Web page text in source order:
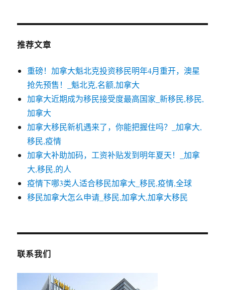
推荐文章
重磅！加拿大魁北克投资移民明年4月重开，澳星
抢先预售！_魁北克,名额,加拿大
加拿大近期成为移民接受度最高国家_新移民,移民,
加拿大
加拿大移民新机遇来了，你能把握住吗？_加拿大,
移民,疫情
加拿大补助加码，工资补贴发到明年夏天！_加拿
大,移民,的人
疫情下哪3类人适合移民加拿大_移民,疫情,全球
移民加拿大怎么申请_移民,加拿大,加拿大移民
联系我们